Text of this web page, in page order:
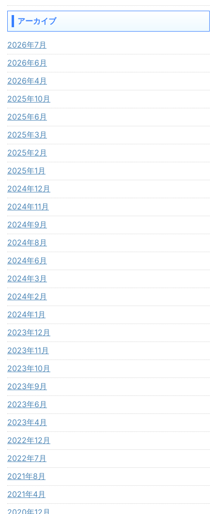
アーカイブ
2026年7月
2026年6月
2026年4月
2025年10月
2025年6月
2025年3月
2025年2月
2025年1月
2024年12月
2024年11月
2024年9月
2024年8月
2024年6月
2024年3月
2024年2月
2024年1月
2023年12月
2023年11月
2023年10月
2023年9月
2023年6月
2023年4月
2022年12月
2022年7月
2021年8月
2021年4月
2020年12月